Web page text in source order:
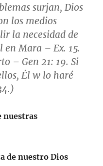
surjan, Dios
los medios
la necesidad de
Mara – Ex. 15.
– Gen 21: 19. Si
Él w lo haré
nuestras
de nuestro Dios